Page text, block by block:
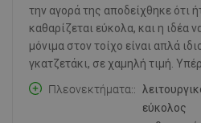
την αγορά της αποδείχθηκε ότι
καθαρίζεται εύκολα, και η ιδέα
μόνιμα στον τοίχο είναι απλά
γκατζετάκι, σε χαμηλή τιμή.
Πλεονεκτήματα:
εύκολος